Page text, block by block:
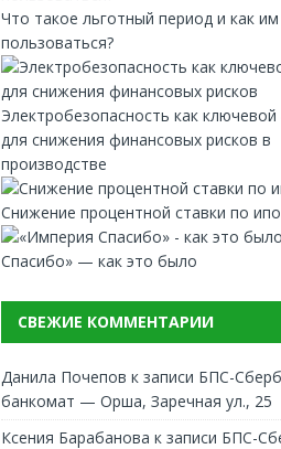
Что такое льготный период и как им
пользоваться?
Электробезопасность как
для снижения финансовых рисков в
производстве
Снижение процентной ставки по
Спасибо» — как это было
СВЕЖИЕ КОММЕНТАРИИ
Данила Почепов к записи БПС-
банкомат — Орша, Заречная ул., 25
Ксения Барабанова к записи БПС-